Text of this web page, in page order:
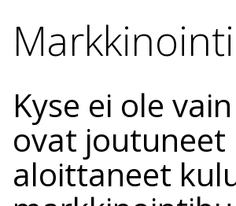
Kyse ei ole
ovat
aloittaneet